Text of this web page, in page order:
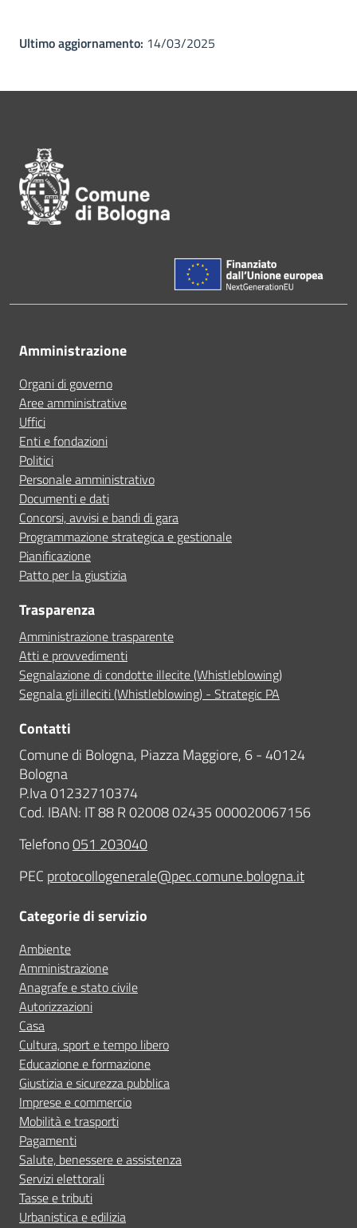
Ultimo aggiornamento: 14/03/2025
Amministrazione
Organi di governo
Aree amministrative
Uffici
Enti e fondazioni
Politici
Personale amministrativo
Documenti e dati
Concorsi, avvisi e bandi di gara
Programmazione strategica e gestionale
Pianificazione
Patto per la giustizia
Trasparenza
Amministrazione trasparente
Atti e provvedimenti
Segnalazione di condotte illecite (Whistleblowing)
Segnala gli illeciti (Whistleblowing) - Strategic PA
Contatti
Comune di Bologna, Piazza Maggiore, 6 - 40124
Bologna
P.Iva 01232710374
Cod. IBAN: IT 88 R 02008 02435 000020067156
Telefono051 203040
PEC protocollogenerale@pec.comune.bologna.it
Categorie di servizio
Ambiente
Amministrazione
Anagrafe e stato civile
Autorizzazioni
Casa
Cultura, sport e tempo libero
Educazione e formazione
Giustizia e sicurezza pubblica
Imprese e commercio
Mobilità e trasporti
Pagamenti
Salute, benessere e assistenza
Servizi elettorali
Tasse e tributi
Urbanistica e edilizia